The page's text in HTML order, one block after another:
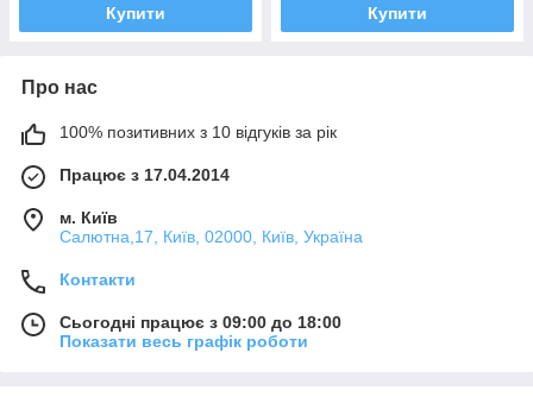
Купити Купити
Про нас
100% позитивних з 10 відгуків за рік
Працює з 17.04.2014
м. Київ
Салютна,17, Київ, 02000, Київ, Україна
Контакти
Сьогодні працює з 09:00 до 18:00
Показати весь графік роботи